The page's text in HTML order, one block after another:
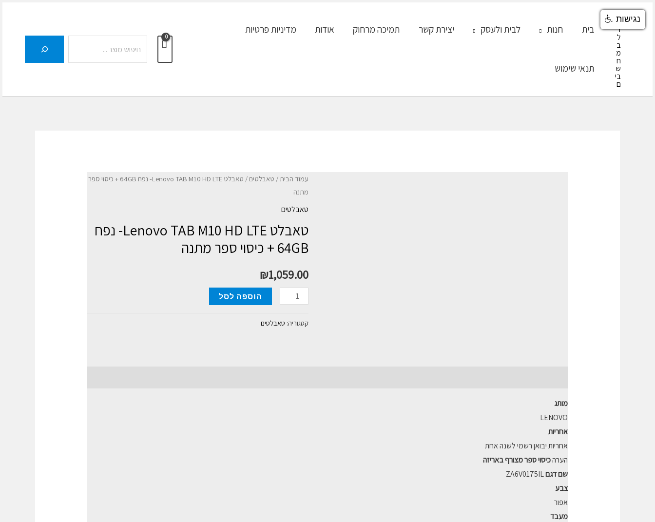
דילוג
בית חנות לבית ולעסק יצירת קשר תמיכה מרחוק אודות מדיניות פרטיות
תנאי שימוש
עמוד הבית/ טאבלטים
/ טאבלט Lenovo TAB M10 HD LTE- נפח 64GB + כיסוי ספר
מתנה
טאבלטים
טאבלט Lenovo TAB M10 HD LTE- נפח
64GB + כיסוי ספר מתנה
₪1,059.00
כמות
טאבלט
הוספה לסל
קטגוריה: טאבלטים
מותג
LENOVO
אחריות
אחריות יבואן רשמי לשנה אחת
הערהכיסוי ספר מצורף באריזה
שם דגםZA6V0175IL
צבע
אפור
מעבד
נגישות